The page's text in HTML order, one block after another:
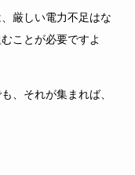
厳しい電力不足はな
ことが必要ですよ
、それが集まれば、